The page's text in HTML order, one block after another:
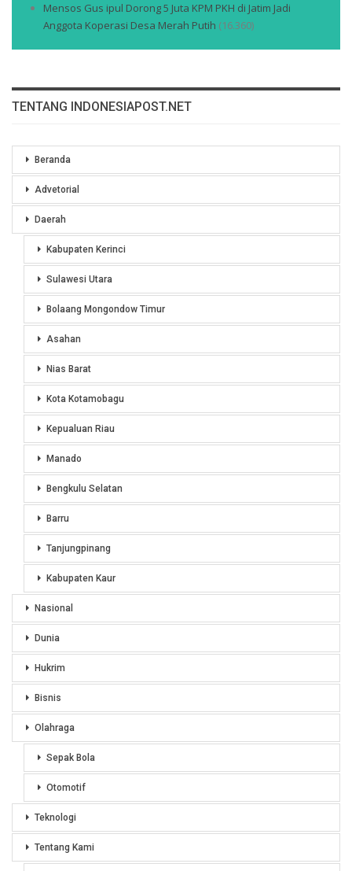
Mensos Gus ipul Dorong 5 Juta KPM PKH di Jatim Jadi
Anggota Koperasi Desa Merah Putih (16.360)
TENTANG INDONESIAPOST.NET
Beranda
Advetorial
Daerah
Kabupaten Kerinci
Sulawesi Utara
Bolaang Mongondow Timur
Asahan
Nias Barat
Kota Kotamobagu
Kepualuan Riau
Manado
Bengkulu Selatan
Barru
Tanjungpinang
Kabupaten Kaur
Nasional
Dunia
Hukrim
Bisnis
Olahraga
Sepak Bola
Otomotif
Teknologi
Tentang Kami